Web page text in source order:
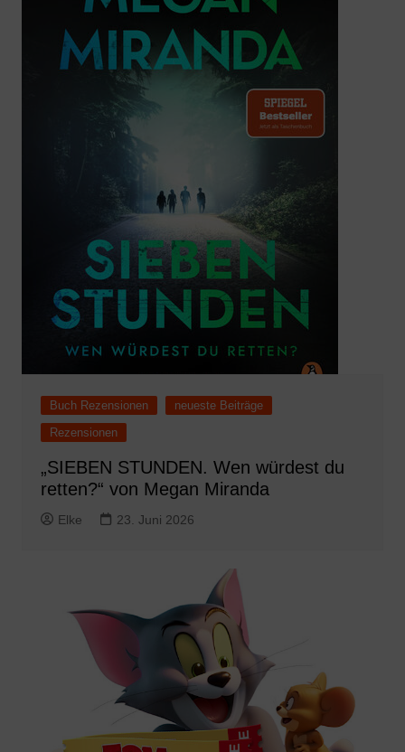
Buch Rezensionen
neueste Beiträge
Rezensionen
„SIEBEN STUNDEN. Wen würdest du
retten?“ von Megan Miranda
Elke 23. Juni 2026